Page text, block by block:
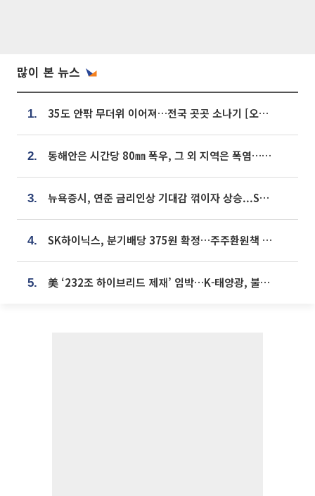
많이 본 뉴스
1. 35도 안팎 무더위 이어져…전국 곳곳 소나기 [오늘 날씨]
2. 동해안은 시간당 80㎜ 폭우, 그 외 지역은 폭염…‘극과 극 날씨’
3. 뉴욕증시, 연준 금리인상 기대감 꺾이자 상승...S&P500 사상 최고치 [종합]
4. SK하이닉스, 분기배당 375원 확정…주주환원책 9월로 앞당겨 발표
5. 美 ‘232조 하이브리드 제재’ 임박…K-태양광, 불확실성 털고 날개 다나